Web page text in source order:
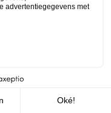
is niks mis. Ze
de wereld van
bij de wereld van dit
aan een